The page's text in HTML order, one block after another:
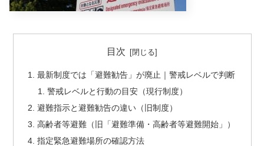
目次
最新制度では「避難勧告」が廃止｜警戒レベルで判断
警戒レベルと行動の目安（現行制度）
避難指示と避難勧告の違い（旧制度）
高齢者等避難（旧「避難準備・高齢者等避難開始」）
指定緊急避難場所の確認方法